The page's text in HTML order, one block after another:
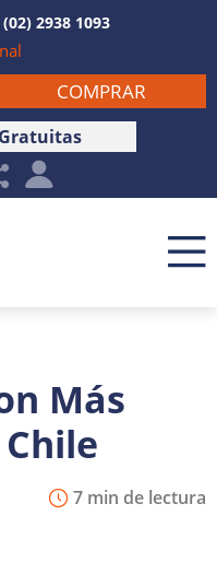
(02) 2938 1093
COMPRAR
Más
7 min de lectura